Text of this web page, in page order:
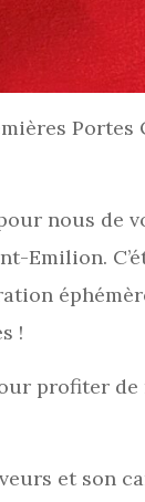
Portes
nous de
Emilion.
!
profiter de
et son